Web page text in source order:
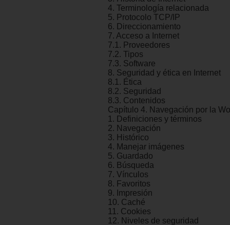
4. Terminología relacionada
5. Protocolo TCP/IP
6. Direccionamiento
7. Acceso a Internet
7.1. Proveedores
7.2. Tipos
7.3. Software
8. Seguridad y ética en Internet
8.1. Ética
8.2. Seguridad
8.3. Contenidos
Capítulo 4. Navegación por la
1. Definiciones y términos
2. Navegación
3. Histórico
4. Manejar imágenes
5. Guardado
6. Búsqueda
7. Vínculos
8. Favoritos
9. Impresión
10. Caché
11. Cookies
12. Niveles de seguridad